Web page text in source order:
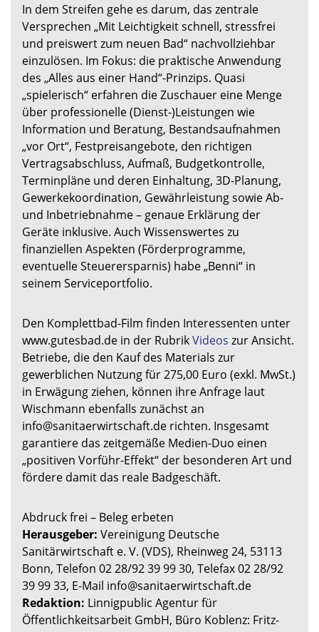
In dem Streifen gehe es darum, das zentrale
Versprechen „Mit Leichtigkeit schnell, stressfrei
und preiswert zum neuen Bad“ nachvollziehbar
einzulösen. Im Fokus: die praktische Anwendung
des „Alles aus einer Hand“-Prinzips. Quasi
„spielerisch“ erfahren die Zuschauer eine Menge
über professionelle (Dienst-)Leistungen wie
Information und Beratung, Bestandsaufnahmen
„vor Ort“, Festpreisangebote, den richtigen
Vertragsabschluss, Aufmaß, Budgetkontrolle,
Terminpläne und deren Einhaltung, 3D-Planung,
Gewerkekoordination, Gewährleistung sowie Ab-
und Inbetriebnahme – genaue Erklärung der
Geräte inklusive. Auch Wissenswertes zu
finanziellen Aspekten (Förderprogramme,
eventuelle Steuerersparnis) habe „Benni“ in
seinem Serviceportfolio.
Den Komplettbad-Film finden Interessenten unter
www.gutesbad.de in der RubrikVideos zur Ansicht.
Betriebe, die den Kauf des Materials zur
gewerblichen Nutzung für 275,00 Euro (exkl. MwSt.)
in Erwägung ziehen, können ihre Anfrage laut
Wischmann ebenfalls zunächst an
info@sanitaerwirtschaft.de richten. Insgesamt
garantiere das zeitgemäße Medien-Duo einen
„positiven Vorführ-Effekt“ der besonderen Art und
fördere damit das reale Badgeschäft.
Abdruck frei – Beleg erbeten
Herausgeber: Vereinigung Deutsche
Sanitärwirtschaft e. V. (VDS), Rheinweg 24, 53113
Bonn, Telefon 02 28/92 39 99 30, Telefax 02 28/92
39 99 33, E-Mail info@sanitaerwirtschaft.de
Redaktion: Linnigpublic Agentur für
Öffentlichkeitsarbeit GmbH, Büro Koblenz: Fritz-